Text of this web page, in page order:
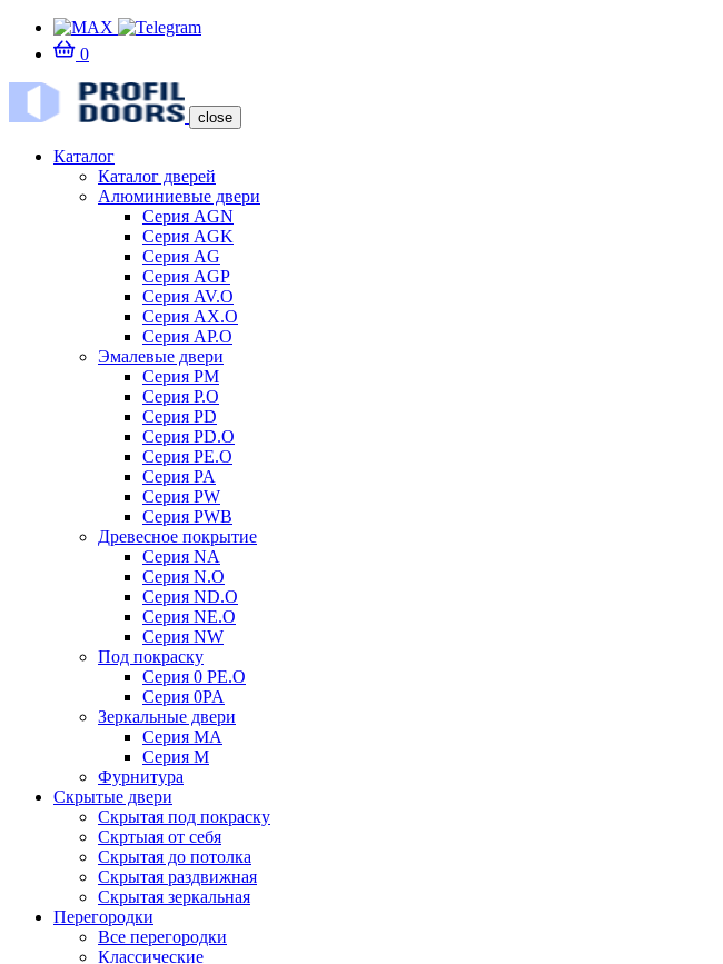
0
close
Каталог
Каталог дверей
Алюминиевые двери
Серия AGN
Серия AGK
Серия AG
Серия AGP
Серия AV.O
Серия AX.O
Серия AP.O
Эмалевые двери
Серия PM
Серия P.O
Серия PD
Серия PD.O
Серия PE.O
Серия PA
Серия PW
Серия PWB
Древесное покрытие
Серия NA
Серия N.O
Серия ND.O
Серия NE.O
Серия NW
Под покраску
Серия 0 PE.O
Серия 0PA
Зеркальные двери
Серия MA
Серия M
Фурнитура
Скрытые двери
Скрытая под покраску
Скртыая от себя
Скрытая до потолка
Скрытая раздвижная
Скрытая зеркальная
Перегородки
Все перегородки
Классические